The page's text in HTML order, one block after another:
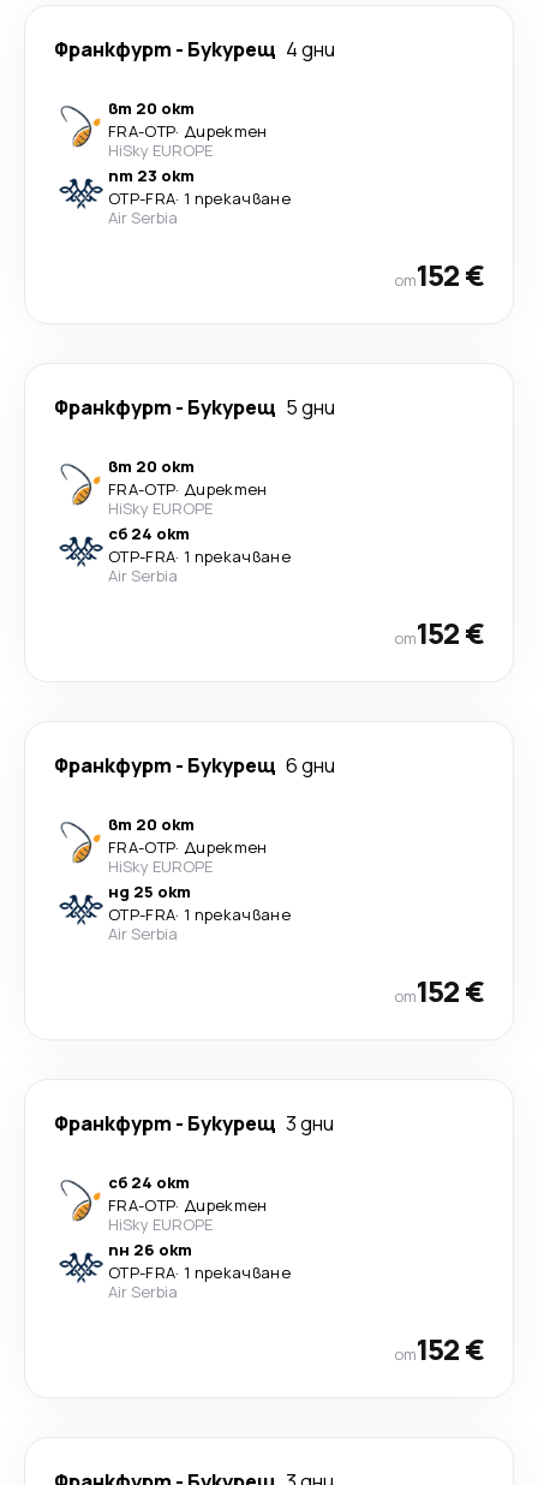
Франкфурт - Букурещ 4 дни
вт 20 окт
FRA-OTP· Директен
HiSky EUROPE
пт 23 окт
OTP-FRA· 1 прекачване
Air Serbia
от152 €
Франкфурт - Букурещ 5 дни
вт 20 окт
FRA-OTP· Директен
HiSky EUROPE
сб 24 окт
OTP-FRA· 1 прекачване
Air Serbia
от152 €
Франкфурт - Букурещ 6 дни
вт 20 окт
FRA-OTP· Директен
HiSky EUROPE
нд 25 окт
OTP-FRA· 1 прекачване
Air Serbia
от152 €
Франкфурт - Букурещ 3 дни
сб 24 окт
FRA-OTP· Директен
HiSky EUROPE
пн 26 окт
OTP-FRA· 1 прекачване
Air Serbia
от152 €